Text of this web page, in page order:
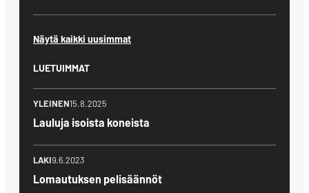
Näytä kaikki uusimmat
LUETUIMMAT
YLEINEN15.8.2025
Lauluja isoista koneista
LAKI9.6.2023
Lomautuksen pelisäännöt